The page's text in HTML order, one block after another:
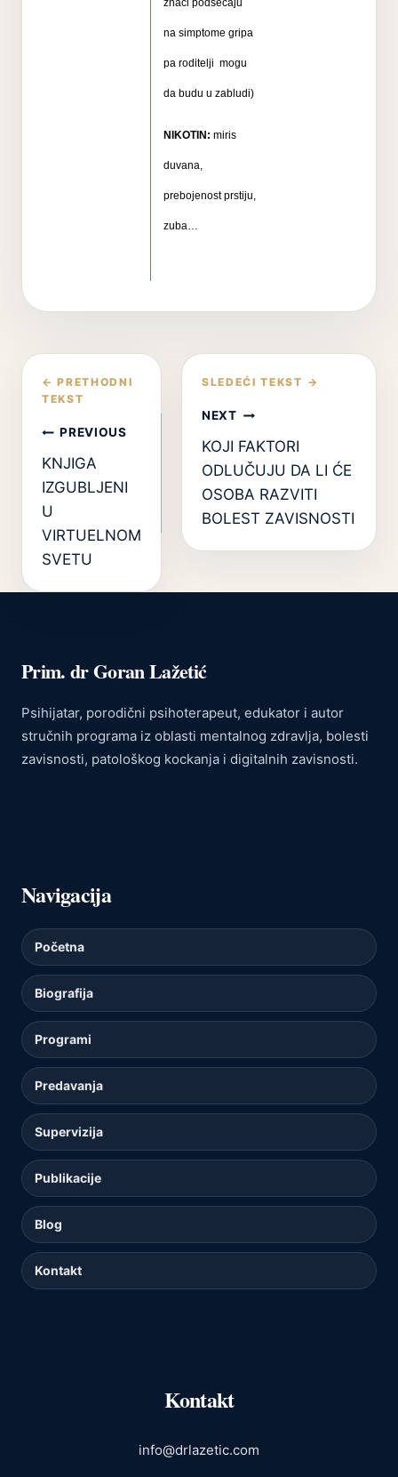
na simptome gripa
pa roditelji mogu
da budu u zabludi)
NIKOTIN: miris
duvana,
prebojenost prstiju,
zuba…
Кретање
чланка
PREVIOUS
KNJIGA
IZGUBLJENI
U
VIRTUELNOM
SVETU
NEXT
KOJI FAKTORI
ODLUČUJU DA LI ĆE
OSOBA RAZVITI
BOLEST ZAVISNOSTI
Prim. dr Goran Lažetić
Psihijatar, porodični psihoterapeut, edukator i autor
stručnih programa iz oblasti mentalnog zdravlja, bolesti
zavisnosti, patološkog kockanja i digitalnih zavisnosti.
Navigacija
Početna
Biografija
Programi
Predavanja
Supervizija
Publikacije
Blog
Kontakt
Kontakt
info@drlazetic.com